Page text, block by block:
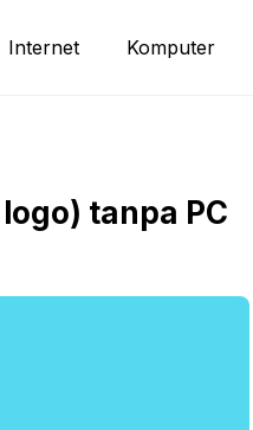
Internet Komputer
tanpa PC